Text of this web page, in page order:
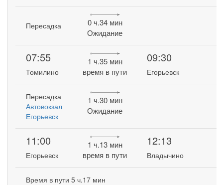
Пересадка
0 ч.34 мин
Ожидание
07:55
Томилино
1 ч.35 мин
время в пути
09:30
Егорьевск
Пересадка
Автовокзал
Егорьевск
1 ч.30 мин
Ожидание
11:00
Егорьевск
1 ч.13 мин
время в пути
12:13
Владычино
Время в пути 5 ч.17 мин